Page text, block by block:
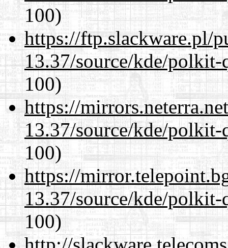
100)
https://ftp.slackware.pl/
13.37/source/kde/
100)
https://
13.37/source/kde/
100)
https://
13.37/source/kde/
100)